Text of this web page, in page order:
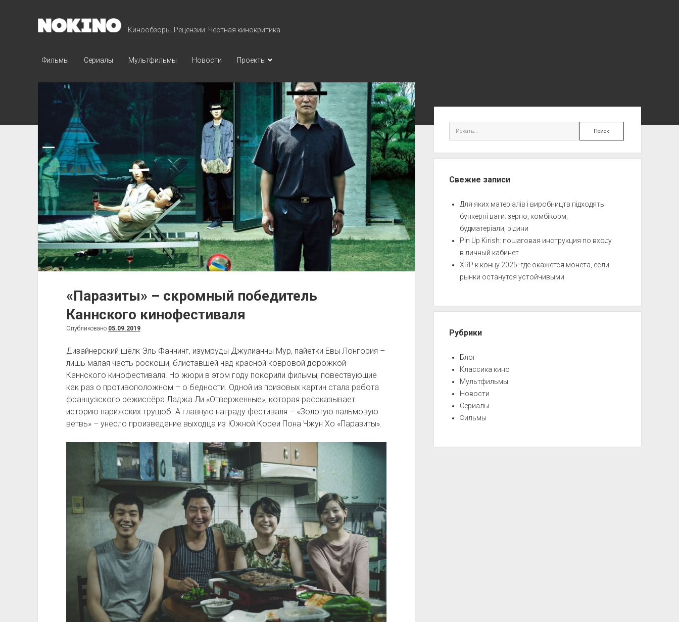
NOKINO Кинообзоры. Рецензии. Честная кинокритика.
Фильмы Сериалы Мультфильмы Новости Проекты
«Паразиты» – скромный победитель
Каннского кинофестиваля
Опубликовано 05.09.2019
Дизайнерский шёлк Эль Фаннинг, изумруды Джулианны Мур, пайетки Евы Лонгория –
лишь малая часть роскоши, блиставшей над красной ковровой дорожкой
Каннского кинофестиваля. Но жюри в этом году покорили фильмы, повествующие
как раз о противоположном – о бедности. Одной из призовых картин стала работа
французского режиссёра Ладжа Ли «Отверженные», которая рассказывает
историю парижских трущоб. А главную награду фестиваля – «Золотую пальмовую
ветвь» – унесло произведение выходца из Южной Кореи Пона Чжун Хо «Паразиты».
панель
Поиск
Свежие записи
Для яких матеріалів і виробництв підходять
бункерні ваги: зерно, комбікорм,
будматеріали, рідини
Pin Up Kirish: пошаговая инструкция по входу
в личный кабинет
XRP к концу 2025: где окажется монета, если
рынки останутся устойчивыми
Рубрики
Блог
Классика кино
Мультфильмы
Новости
Сериалы
Фильмы